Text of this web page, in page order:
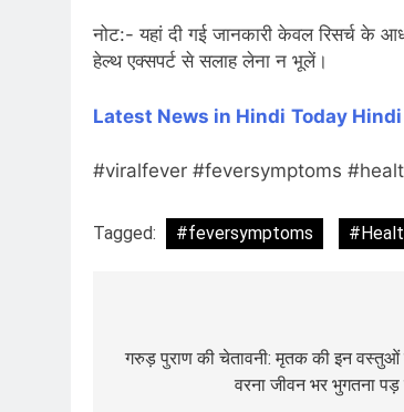
नोट:- यहां दी गई जानकारी केवल रिसर्च के
हेल्थ एक्सपर्ट से सलाह लेना न भूलें।
Latest News in Hindi Today Hin
#viralfever #feversymptoms
Tagged: #feversymptoms
navigation
गरुड़ पुराण की चेतावनी: मृतक की इन वस्तुओं
वरना जीवन भर भुगतना